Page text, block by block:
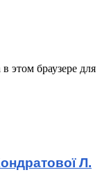
этом браузере для
Л.